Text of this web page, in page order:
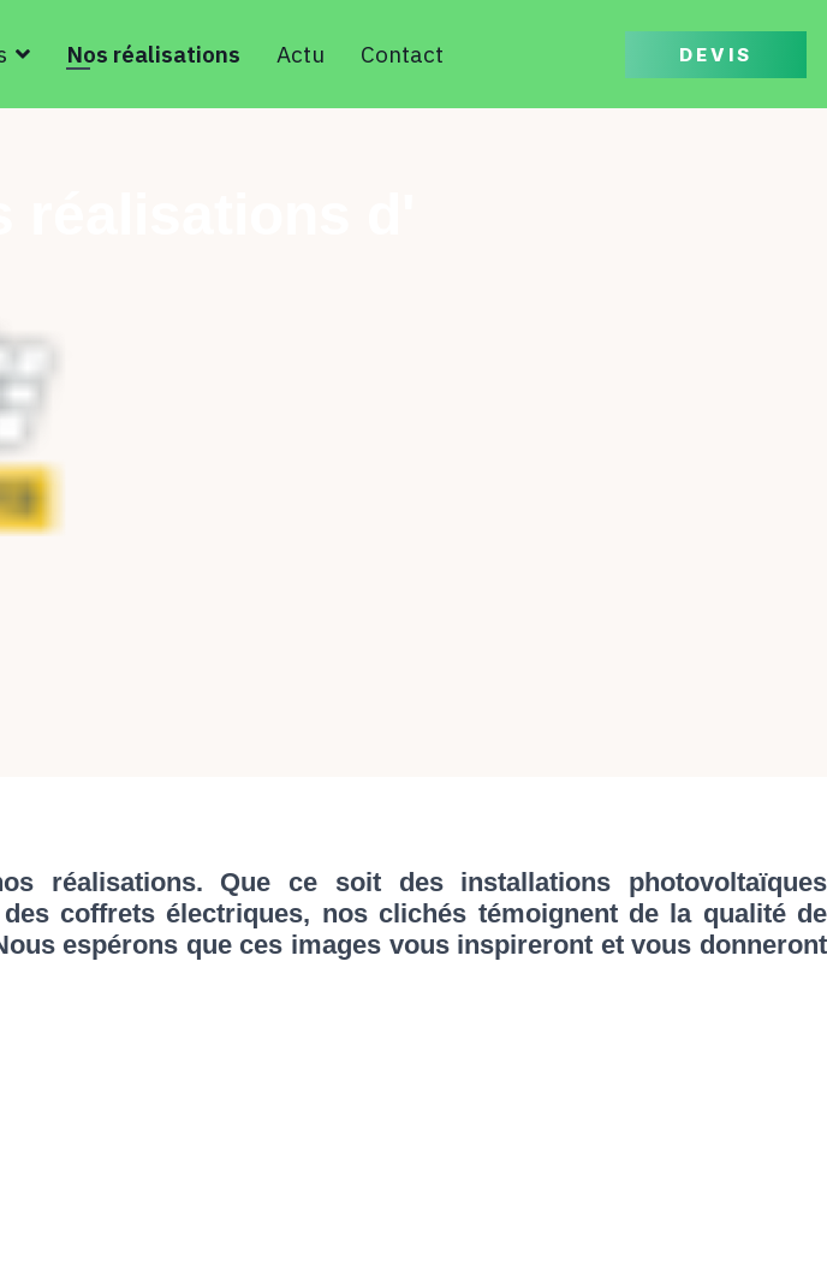
DEVIS
Nos réalisations Actu Contact
réalisations. Que ce soit des installations photovoltaïques
coffrets électriques, nos clichés témoignent de la qualité de
espérons que ces images vous inspireront et vous donneront